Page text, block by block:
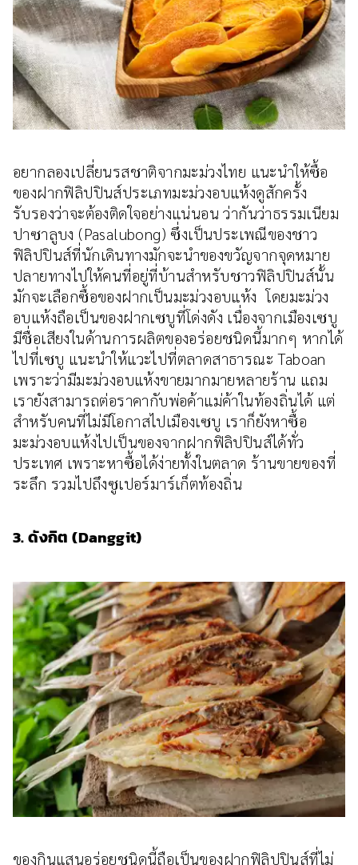
อยากลองเปลี่ยนรสชาติจากมะม่วงไทย แนะนำให้ซื้อ
ของฝากฟิลิปปินส์ประเภทมะม่วงอบแห้งดูสักครั้ง
รับรองว่าจะต้องติดใจอย่างแน่นอน ว่ากันว่าธรรมเนียม
ปาซาลูบง (Pasalubong) ซึ่งเป็นประเพณีของชาว
ฟิลิปปินส์ที่นักเดินทางมักจะนำของขวัญจากจุดหมาย
ปลายทางไปให้คนที่อยู่ที่บ้านสำหรับชาวฟิลิปปินส์นั้น
มักจะเลือกซื้อของฝากเป็นมะม่วงอบแห้ง โดยมะม่วง
อบแห้งถือเป็นของฝากเซบูที่โด่งดัง เนื่องจากเมืองเซบู
มีชื่อเสียงในด้านการผลิตของอร่อยชนิดนี้มากๆ หากได้
ไปที่เซบู แนะนำให้แวะไปที่ตลาดสาธารณะ Taboan
เพราะว่ามีมะม่วงอบแห้งขายมากมายหลายร้าน แถม
เรายังสามารถต่อราคากับพ่อค้าแม่ค้าในท้องถิ่นได้ แต่
สำหรับคนที่ไม่มีโอกาสไปเมืองเซบู เราก็ยังหาซื้อ
มะม่วงอบแห้งไปเป็นของจากฝากฟิลิปปินส์ได้ทั่ว
ประเทศ เพราะหาซื้อได้ง่ายทั้งในตลาด ร้านขายของที่
ระลึก รวมไปถึงซูเปอร์มาร์เก็ตท้องถิ่น
3. ดังกิต (Danggit)
ของกินแสนอร่อยชนิดนี้ถือเป็นของฝากฟิลิปปินส์ที่ไม่